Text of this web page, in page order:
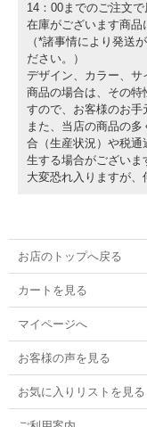
14：00までのご注文
在庫がございます商品
（*諸事情により発送
ださい。）
デザイン、カラー、
商品の場合は、その特
すので、お客様のお手
また、当店の商品の
合（生産状況）や税通
生する場合がございま
大変恐れ入りますが、
お店のトップへ戻る
カートを見る
マイページへ
お客様の声を見る
お気に入りリストを見る